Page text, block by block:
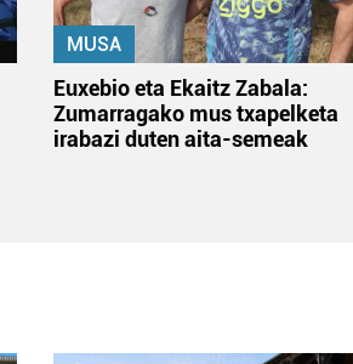
MUSA
Euxebio eta Ekaitz Zabala:
Zumarragako mus txapelketa
irabazi duten aita-semeak